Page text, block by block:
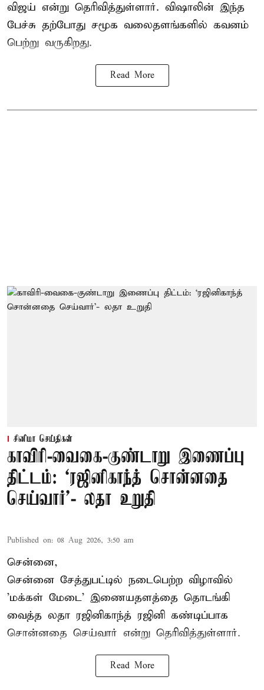
விஜய் என்று தெரிவித்துள்ளார். விஷாலின் இந்த
பேச்சு தற்போது சமூக வலைதளங்களில் கவனம்
பெற்று வருகிறது.
Read More
சினிமா செய்திகள்
காவிரி-வைகை-குண்டாறு இணைப்பு
திட்டம்: ‘ரஜினிகாந்த் சொன்னதை
செய்வார்’- லதா உறுதி
Published on: 08 Aug 2026, 3:50 am
சென்னை,
சென்னை சேத்துபட்டில் நடைபெற்ற விழாவில்
'மக்கள் மேடை' இணையதளத்தை தொடங்கி
வைத்த லதா ரஜினிகாந்த் ரஜினி கண்டிப்பாக
சொன்னதை செய்வார் என்று தெரிவித்துள்ளார்.
Read More